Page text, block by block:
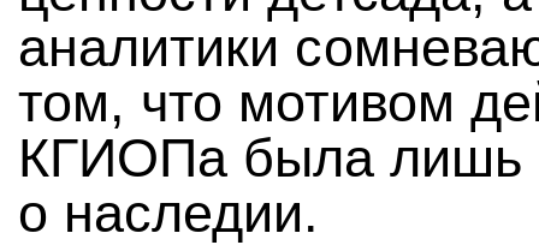
аналитики
том, что мотивом
КГИОПа была лишь
о наследии.